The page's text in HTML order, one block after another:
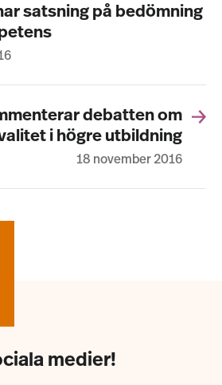
satsning på bedömning
debatten om
i högre utbildning
18 november 2016
medier!